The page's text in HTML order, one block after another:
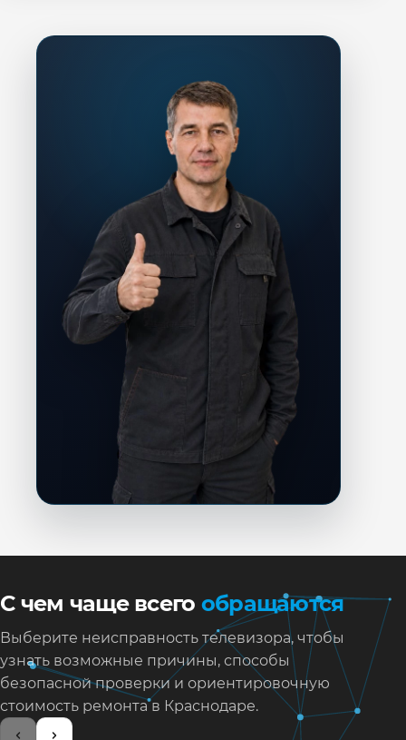
С чем чаще всего обращаются
Выберите неисправность телевизора, чтобы
узнать возможные причины, способы
безопасной проверки и ориентировочную
стоимость ремонта в Краснодаре.